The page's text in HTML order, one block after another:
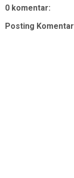
0 komentar:
Posting Komentar